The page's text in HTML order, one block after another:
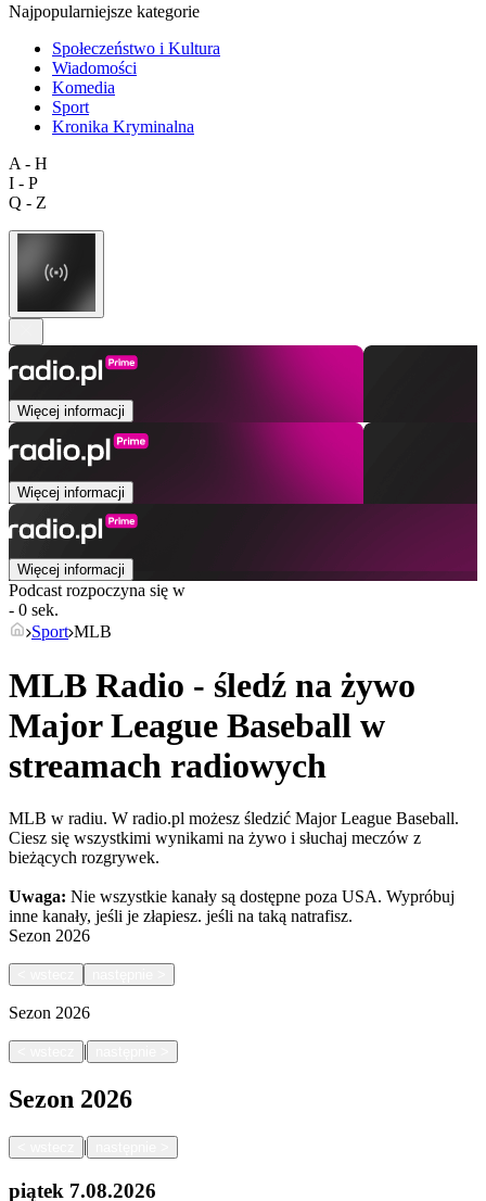
Najpopularniejsze kategorie
Społeczeństwo i Kultura
Wiadomości
Komedia
Sport
Kronika Kryminalna
A - H
I - P
Q - Z
Więcej informacji
Więcej informacji
Więcej informacji
Podcast rozpoczyna się w
- 0 sek.
Sport MLB
MLB Radio - śledź na żywo
Major League Baseball w
streamach radiowych
MLB w radiu. W radio.pl możesz śledzić Major League Baseball.
Ciesz się wszystkimi wynikami na żywo i słuchaj meczów z
bieżących rozgrywek.
Uwaga: Nie wszystkie kanały są dostępne poza USA. Wypróbuj
inne kanały, jeśli je złapiesz. jeśli na taką natrafisz.
Sezon 2026
Sezon 2026
|
Sezon 2026
|
piątek 7.08.2026